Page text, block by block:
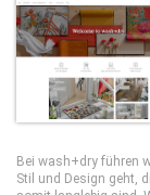
Bei wash+dry führen
Stil und Design geht,